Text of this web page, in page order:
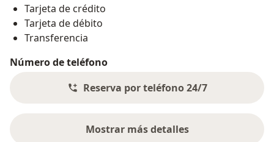
Tarjeta de crédito
Tarjeta de débito
Transferencia
Número de teléfono
Reserva por teléfono 24/7
Mostrar más detalles
sobre la dirección